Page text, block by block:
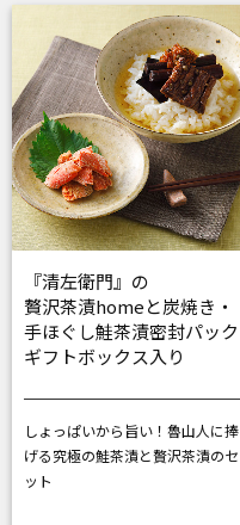
『清左衛門』の
贅沢茶漬homeと炭焼き・
手ほぐし鮭茶漬密封パック
ギフトボックス入り
しょっぱいから旨い！魯山人に捧
げる究極の鮭茶漬と贅沢茶漬のセ
ット